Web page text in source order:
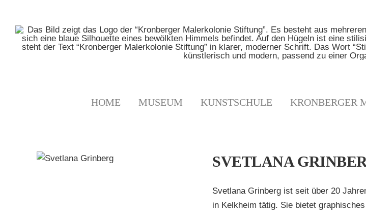
springen
HOME MUSEUM KUNSTSCHULE KRONBERGER
SVETLANA
Svetlana Grinberg ist seit über 20
in Kelkheim tätig. Sie bietet